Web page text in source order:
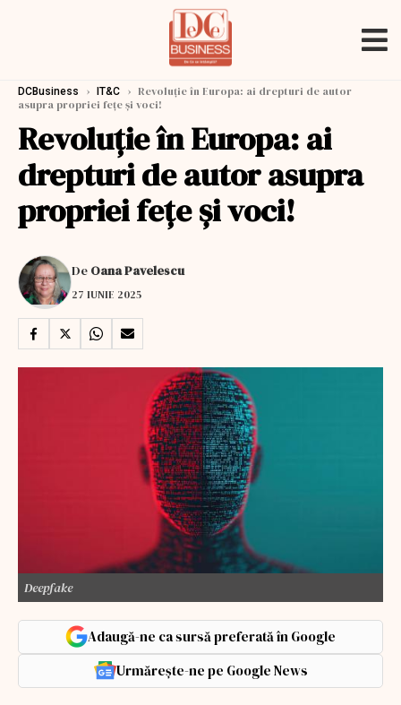
DCBusiness › IT&C › Revoluție în Europa: ai drepturi de autor
asupra propriei fețe și voci!
Revoluție în Europa: ai
drepturi de autor asupra
propriei fețe și voci!
De Oana Pavelescu
27 IUNIE 2025
Deepfake
Adaugă-ne ca sursă preferată în Google
Urmărește-ne pe Google News